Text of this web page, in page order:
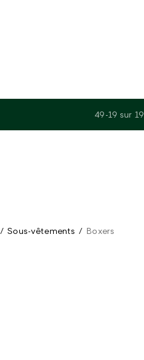
49-19 sur 19
/ Sous-vêtements / Boxers